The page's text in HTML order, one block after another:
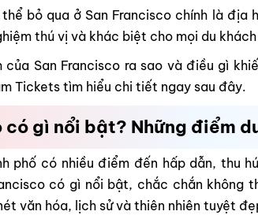
bỏ qua ở San Francisco chính là địa
thú vị và khác biệt cho mọi du
của San Francisco ra sao và điều gì
Tickets tìm hiểu chi tiết ngay sau đây.
có gì nổi bật? Những điểm
phố có nhiều điểm đến hấp dẫn, thu
có gì nổi bật, chắc chắn không
văn hóa, lịch sử và thiên nhiên tuyệt